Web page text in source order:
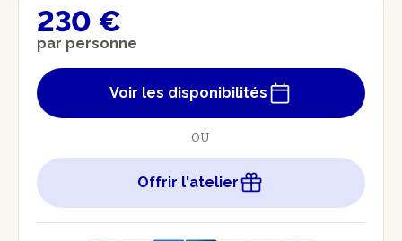
230 €
par personne
Voir les disponibilités
OU
Offrir l'atelier